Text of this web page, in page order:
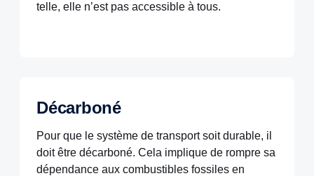
telle, elle n’est pas accessible à tous.
Décarboné
Pour que le système de transport soit durable, il
doit être décarboné. Cela implique de rompre sa
dépendance aux combustibles fossiles en